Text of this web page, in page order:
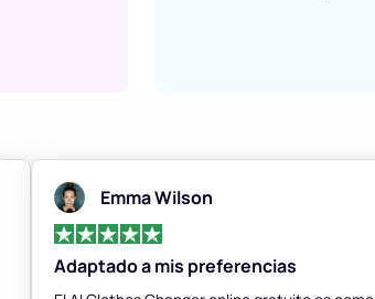
Emma Wilson
Adaptado a mis preferencias